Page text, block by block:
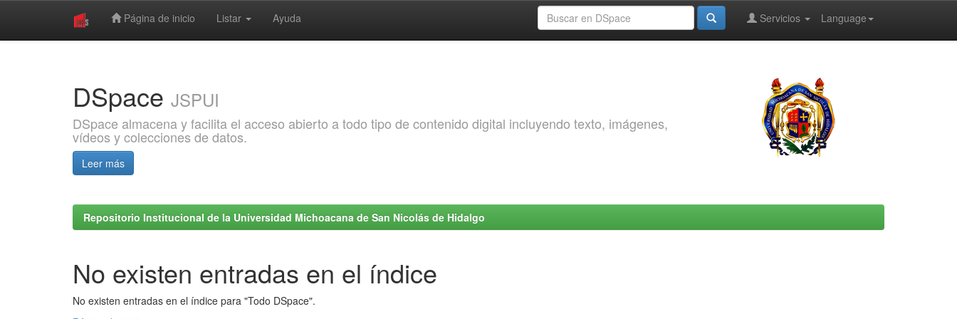
Página de inicio Listar Ayuda Language
Servicios
DSpace JSPUI
DSpace almacena y facilita el acceso abierto a todo tipo de contenido digital incluyendo texto, imágenes,
vídeos y colecciones de datos.
Leer más
Repositorio Institucional de la Universidad Michoacana de San Nicolás de Hidalgo
No existen entradas en el índice
No existen entradas en el índice para "Todo DSpace".